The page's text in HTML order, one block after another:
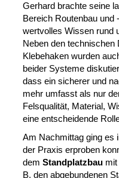
Gerhard brachte seine
Bereich Routenbau und
wertvolles Wissen rund
Neben den technischen
Klebehaken wurden
beider Systeme
dass ein sicherer und
mehr umfasst als nur
Felsqualität, Material,
eine entscheidende
Am Nachmittag ging es
der Praxis erproben
dem Standplatzbau
B. den abgebundenen